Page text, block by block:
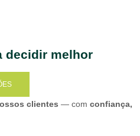
decidir melhor
clientes — com confiança,